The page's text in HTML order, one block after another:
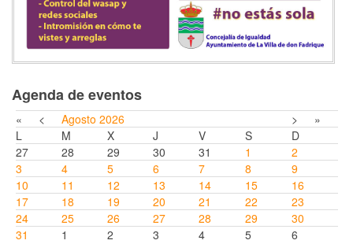
Agenda de eventos
« < Agosto 2026 >
»
L
M X J V S
D
27
28 29 30 31 1
2
3
4 5 6 7 8
9
10
11 12 13 14 15
16
17
18 19 20 21 22
23
24
25 26 27 28 29
30
31
1 2 3 4 5 6